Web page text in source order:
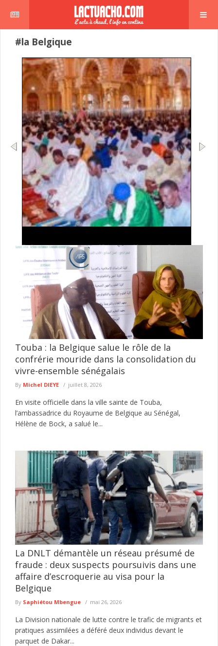
#la Belgique
Fadjr 05 heures 40 minutes Suba
05 heures 55 minutes Tisbar
lire plus
Touba : la Belgique salue le rôle de la
confrérie mouride dans la consolidation du
vivre-ensemble sénégalais
By Michel DIEYE juillet 8, 2026
En visite officielle dans la ville sainte de Touba,
l’ambassadrice du Royaume de Belgique au Sénégal,
Hélène de Bock, a salué le...
La DNLT démantèle un réseau présumé de
fraude : deux suspects poursuivis dans une
affaire d’escroquerie au visa pour la
Belgique
By Saphiétou Mbengue mai 26, 2026
La Division nationale de lutte contre le trafic de migrants et
pratiques assimilées a déféré deux individus devant le
parquet de Dakar...